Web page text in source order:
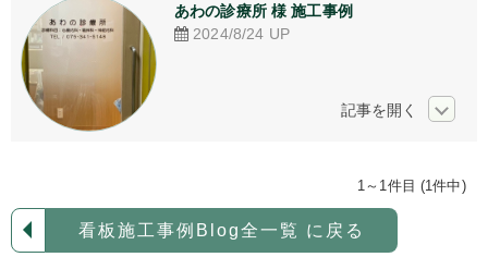
アクリル加工
看板デザイン
採用情報
あわの診療所 様 施工事例
2024/8/24 UP
1～1件目 (1件中)
看板施工事例Blog全一覧 に戻る